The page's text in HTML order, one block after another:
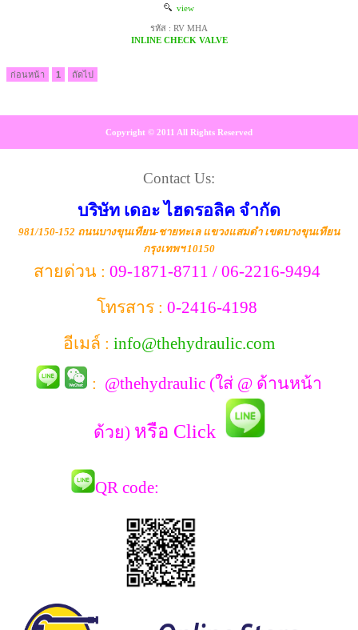
view
รหัส : RV MHA
INLINE CHECK VALVE
ก่อนหน้า 1 ถัดไป
Copyright © 2011 All Rights Reserved
Contact Us:
บริษัท เดอะ ไฮดรอลิค จำกัด
981/150-152 ถนนบางขุนเทียน-ชายทะเล แขวงแสมดำ เขตบางขุนเทียน
กรุงเทพฯ 10150
สายด่วน : 09-1871-8711 / 06-2216-9494
โทรสาร : 0-2416-4198
อีเมล์ : info@thehydraulic.com
: @thehydraulic (ใส่ @ ด้านหน้า
ด้วย) หรือ Click
QR code: